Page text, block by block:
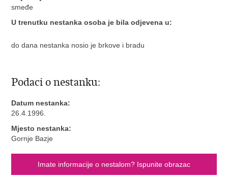
smeđe
U trenutku nestanka osoba je bila odjevena u:
do dana nestanka nosio je brkove i bradu
Podaci o nestanku:
Datum nestanka:
26.4.1996.
Mjesto nestanka:
Gornje Bazje
Imate informacije o nestalom? Ispunite obrazac